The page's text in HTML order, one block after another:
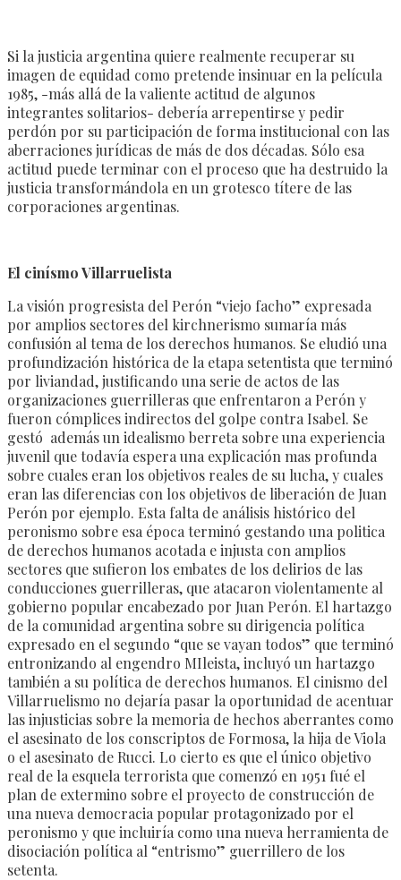
Si la justicia argentina quiere realmente recuperar su
imagen de equidad como pretende insinuar en la película
1985, -más allá de la valiente actitud de algunos
integrantes solitarios- debería arrepentirse y pedir
perdón por su participación de forma institucional con las
aberraciones jurídicas de más de dos décadas. Sólo esa
actitud puede terminar con el proceso que ha destruido la
justicia transformándola en un grotesco títere de las
corporaciones argentinas.
El cinísmo Villarruelista
La visión progresista del Perón “viejo facho” expresada
por amplios sectores del kirchnerismo sumaría más
confusión al tema de los derechos humanos. Se eludió una
profundización histórica de la etapa setentista que terminó
por liviandad, justificando una serie de actos de las
organizaciones guerrilleras que enfrentaron a Perón y
fueron cómplices indirectos del golpe contra Isabel. Se
gestó además un idealismo berreta sobre una experiencia
juvenil que todavía espera una explicación mas profunda
sobre cuales eran los objetivos reales de su lucha, y cuales
eran las diferencias con los objetivos de liberación de Juan
Perón por ejemplo. Esta falta de análisis histórico del
peronismo sobre esa época terminó gestando una politica
de derechos humanos acotada e injusta con amplios
sectores que sufieron los embates de los delirios de las
conducciones guerrilleras, que atacaron violentamente al
gobierno popular encabezado por Juan Perón. El hartazgo
de la comunidad argentina sobre su dirigencia política
expresado en el segundo “que se vayan todos” que terminó
entronizando al engendro MIleista, incluyó un hartazgo
también a su política de derechos humanos. El cinismo del
Villarruelismo no dejaría pasar la oportunidad de acentuar
las injusticias sobre la memoria de hechos aberrantes como
el asesinato de los conscriptos de Formosa, la hija de Viola
o el asesinato de Rucci. Lo cierto es que el único objetivo
real de la esquela terrorista que comenzó en 1951 fué el
plan de extermino sobre el proyecto de construcción de
una nueva democracia popular protagonizado por el
peronismo y que incluiría como una nueva herramienta de
disociación política al “entrismo” guerrillero de los
setenta.